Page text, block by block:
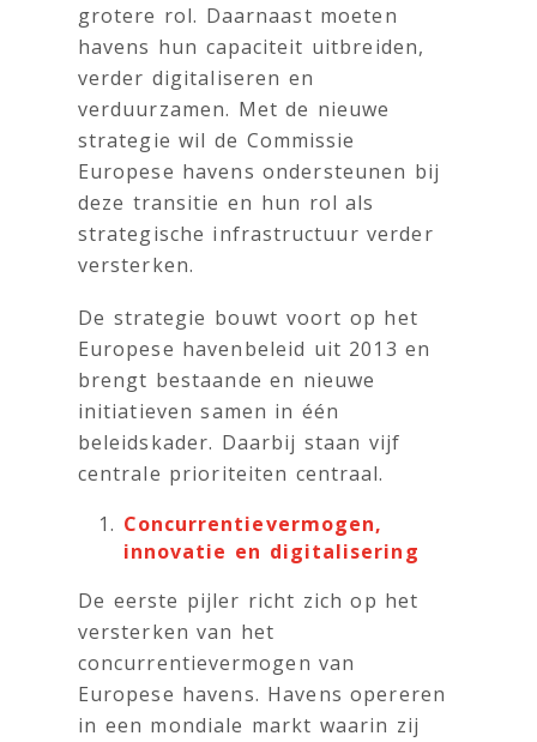
grotere rol. Daarnaast moeten
havens hun capaciteit uitbreiden,
verder digitaliseren en
verduurzamen. Met de nieuwe
strategie wil de Commissie
Europese havens ondersteunen bij
deze transitie en hun rol als
strategische infrastructuur verder
versterken.
De strategie bouwt voort op het
Europese havenbeleid uit 2013 en
brengt bestaande en nieuwe
initiatieven samen in één
beleidskader. Daarbij staan vijf
centrale prioriteiten centraal.
Concurrentievermogen,
innovatie en digitalisering
De eerste pijler richt zich op het
versterken van het
concurrentievermogen van
Europese havens. Havens opereren
in een mondiale markt waarin zij